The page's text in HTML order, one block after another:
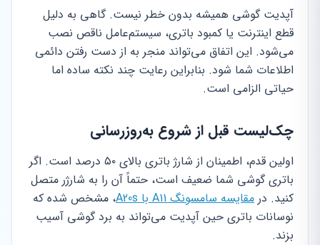
آپدیت گوشی همیشه بدون خطر نیست. گاهی به دلیل
قطع اینترنت یا کمبود باتری، سیستم‌عامل ناقص نصب
می‌شود. این اتفاق می‌تواند منجر به از دست رفتن دائمی
اطلاعات شما شود. بنابراین رعایت چند نکته ساده اما
حیاتی الزامی است.
چک‌لیست قبل از شروع به‌روزرسانی
اولین قدم، اطمینان از شارژ باتری بالای ۵۰ درصد است. اگر
باتری گوشی شما ضعیف است، حتماً آن را به شارژر متصل
کنید. در مقایسه سامسونگ A11 با A20s
، مشخص شده که
نوسانات باتری حین آپدیت می‌تواند به برد گوشی آسیب
بزند.